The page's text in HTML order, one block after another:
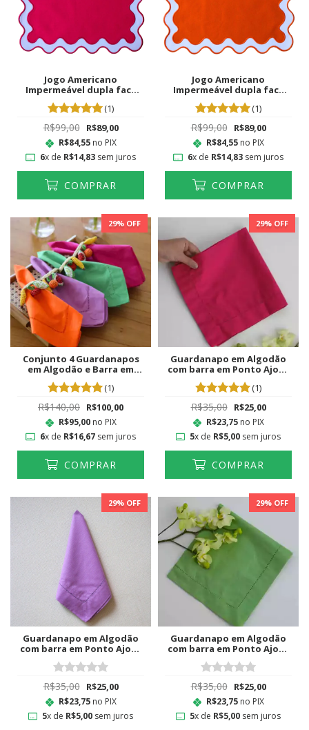
Jogo Americano
Impermeável dupla face
Recortes Pink
(1)
R$99,00 R$89,00
R$84,55no PIX
6x de R$14,83sem juros
COMPRAR
Jogo Americano
Impermeável dupla face
Recortes Laranja
(1)
R$99,00 R$89,00
R$84,55no PIX
6x de R$14,83sem juros
COMPRAR
29% OFF
Conjunto 4 Guardanapos
em Algodão e Barra em
Ponto Ajour Colorido
(1)
R$140,00 R$100,00
R$95,00no PIX
6x de R$16,67sem juros
COMPRAR
29% OFF
Guardanapo em Algodão
com barra em Ponto Ajour
Pink
(1)
R$35,00 R$25,00
R$23,75no PIX
5x de R$5,00 sem juros
COMPRAR
29% OFF
Guardanapo em Algodão
com barra em Ponto Ajour
Lilás
R$35,00 R$25,00
R$23,75no PIX
5x de R$5,00 sem juros
29% OFF
Guardanapo em Algodão
com barra em Ponto Ajour
Verde Lima
R$35,00 R$25,00
R$23,75no PIX
5x de R$5,00 sem juros